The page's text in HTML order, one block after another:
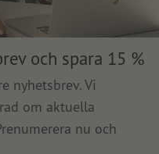
och spara 15 %
nyhetsbrev. Vi
om aktuella
nu och